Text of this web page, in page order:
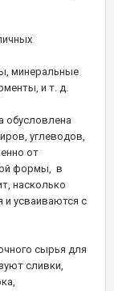
минеральные
и т. д.
обусловлена
углеводов,
от
формы, в
насколько
усваиваются с
сырья для
сливки,